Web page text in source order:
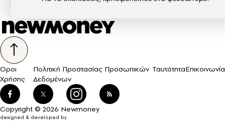
Όροι
Χρήσης
Πολιτική Προστασίας Προσωπικών
Δεδομένων
ΤαυτότηταΕπικοινωνία
Copyright © 2026 Newmoney
designed & developed by